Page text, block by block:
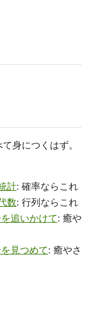
身につくはず。
計: 確率ならこれ
数: 行列ならこれ
追いかけて: 癒や
見つめて: 癒やさ